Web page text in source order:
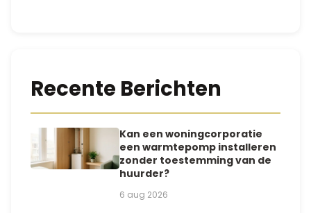
Recente Berichten
Kan een woningcorporatie
een warmtepomp installeren
zonder toestemming van de
huurder?
6 aug 2026